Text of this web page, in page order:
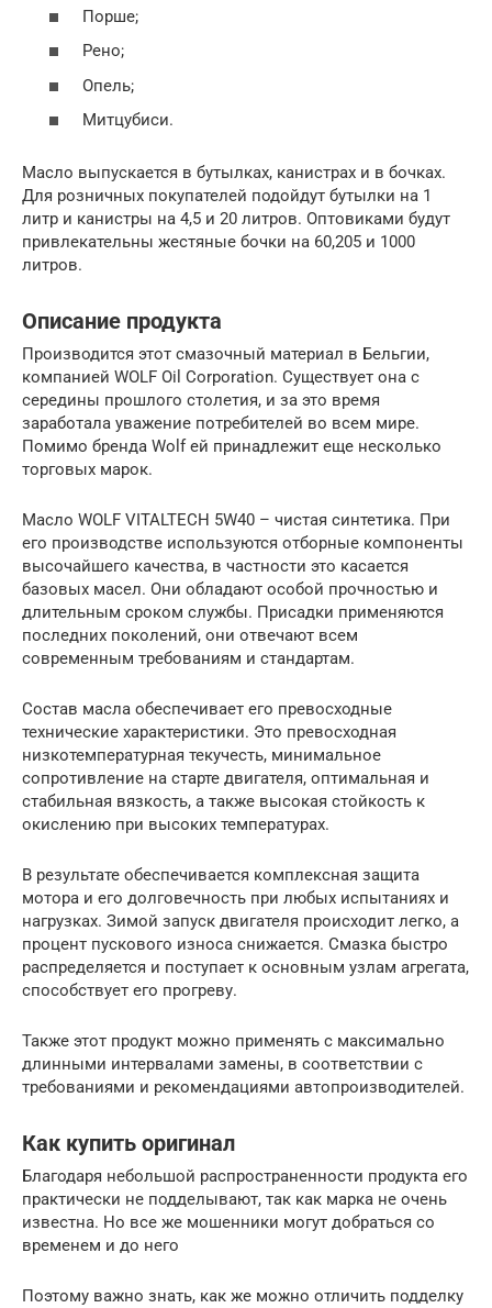
Порше;
Рено;
Опель;
Митцубиси.
Масло выпускается в бутылках, канистрах и в бочках.
Для розничных покупателей подойдут бутылки на 1
литр и канистры на 4,5 и 20 литров. Оптовиками будут
привлекательны жестяные бочки на 60,205 и 1000
литров.
Описание продукта
Производится этот смазочный материал в Бельгии,
компанией WOLF Oil Corporation. Существует она с
середины прошлого столетия, и за это время
заработала уважение потребителей во всем мире.
Помимо бренда Wolf ей принадлежит еще несколько
торговых марок.
Масло WOLF VITALTECH 5W40 – чистая синтетика. При
его производстве используются отборные компоненты
высочайшего качества, в частности это касается
базовых масел. Они обладают особой прочностью и
длительным сроком службы. Присадки применяются
последних поколений, они отвечают всем
современным требованиям и стандартам.
Состав масла обеспечивает его превосходные
технические характеристики. Это превосходная
низкотемпературная текучесть, минимальное
сопротивление на старте двигателя, оптимальная и
стабильная вязкость, а также высокая стойкость к
окислению при высоких температурах.
В результате обеспечивается комплексная защита
мотора и его долговечность при любых испытаниях и
нагрузках. Зимой запуск двигателя происходит легко, а
процент пускового износа снижается. Смазка быстро
распределяется и поступает к основным узлам агрегата,
способствует его прогреву.
Также этот продукт можно применять с максимально
длинными интервалами замены, в соответствии с
требованиями и рекомендациями автопроизводителей.
Как купить оригинал
Благодаря небольшой распространенности продукта его
практически не подделывают, так как марка не очень
известна. Но все же мошенники могут добраться со
временем и до него
Поэтому важно знать, как же можно отличить подделку